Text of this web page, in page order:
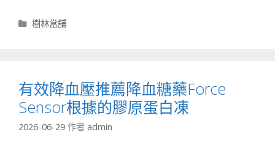
分
樹林當舖
有效降血壓推薦降血糖藥Force
Sensor根據的膠原蛋白凍
2026-06-29 作者 admin